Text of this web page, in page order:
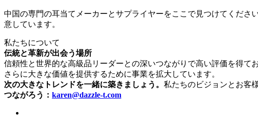
中国の専門の耳当てメーカーとサプライヤーをここで見つけてくだ
意しています。
私たちについて
伝統と革新が出会う場所
信頼性と世界的な高級品リーダーとの深いつながりで高い評価を得て
さらに大きな価値を提供するために事業を拡大しています。
次の大きなトレンドを一緒に築きましょう。 私たちのビジョンとお客
つながろう： karen@dazzle-t.com